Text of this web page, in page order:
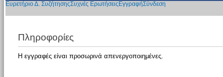
Ευρετήριο Δ. ΣυζήτησηςΣυχνές Ερωτήσεις ΕγγραφήΣύνδεση
Πληροφορίες
Η εγγραφές είναι προσωρινά απενεργοποιημένες.